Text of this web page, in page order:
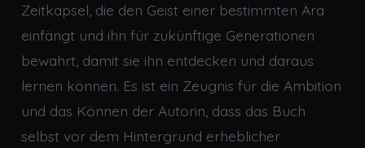
Zeitkapsel, die den Geist einer bestimmten Ära
einfängt und ihn für zukünftige Generationen
bewahrt, damit sie ihn entdecken und daraus
lernen können. Es ist ein Zeugnis für die Ambition
und das Können der Autorin, dass das Buch
selbst vor dem Hintergrund erheblicher